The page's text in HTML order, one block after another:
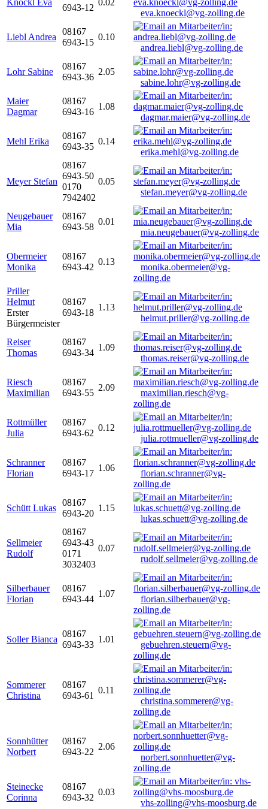
Knöckl Eva
6943-12
0.02
eva.knoeckl@vg-zolling.de
Liebl Andrea
08167
6943-15
0.10
andrea.liebl@vg-zolling.de
Lohr Sabine
08167
6943-36
2.05
sabine.lohr@vg-zolling.de
Maier
Dagmar
08167
6943-16
1.08
dagmar.maier@vg-zolling.de
Mehl Erika
08167
6943-35
0.14
erika.mehl@vg-zolling.de
Meyer Stefan
08167
6943-50
0170
7942402
0.05
stefan.meyer@vg-zolling.de
Neugebauer
Mia
08167
6943-58
0.01
mia.neugebauer@vg-zolling.de
Obermeier
Monika
08167
6943-42
0.13
monika.obermeier@vg-
zolling.de
Priller
Helmut
Erster
Bürgermeister
08167
6943-18
1.13
helmut.priller@vg-zolling.de
Reiser
Thomas
08167
6943-34
1.09
thomas.reiser@vg-zolling.de
Riesch
Maximilian
08167
6943-55
2.09
maximilian.riesch@vg-
zolling.de
Rottmüller
Julia
08167
6943-62
0.12
julia.rottmueller@vg-zolling.de
Schranner
Florian
08167
6943-17
1.06
florian.schranner@vg-
zolling.de
Schütt Lukas
08167
6943-20
1.15
lukas.schuett@vg-zolling.de
Sellmeier
Rudolf
08167
6943-43
0171
3032403
0.07
rudolf.sellmeier@vg-zolling.de
Silberbauer
Florian
08167
6943-44
1.07
florian.silberbauer@vg-
zolling.de
Soller Bianca
08167
6943-33
1.01
gebuehren.steuern@vg-
zolling.de
Sommerer
Christina
08167
6943-61
0.11
christina.sommerer@vg-
zolling.de
Sonnhütter
Norbert
08167
6943-22
2.06
norbert.sonnhuetter@vg-
zolling.de
Steinecke
Corinna
08167
6943-32
0.03
vhs-zolling@vhs-moosburg.de